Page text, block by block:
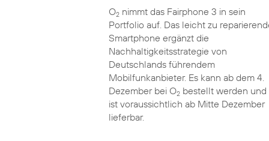
O2nimmt das Fairphone 3 in sein
Portfolio auf. Das leicht zu
Smartphone ergänzt die
Nachhaltigkeitsstrategie von
Deutschlands führendem
Mobilfunkanbieter. Es kann ab dem 4.
Dezember bei O2bestellt werden und
ist voraussichtlich ab Mitte Dezember
lieferbar.